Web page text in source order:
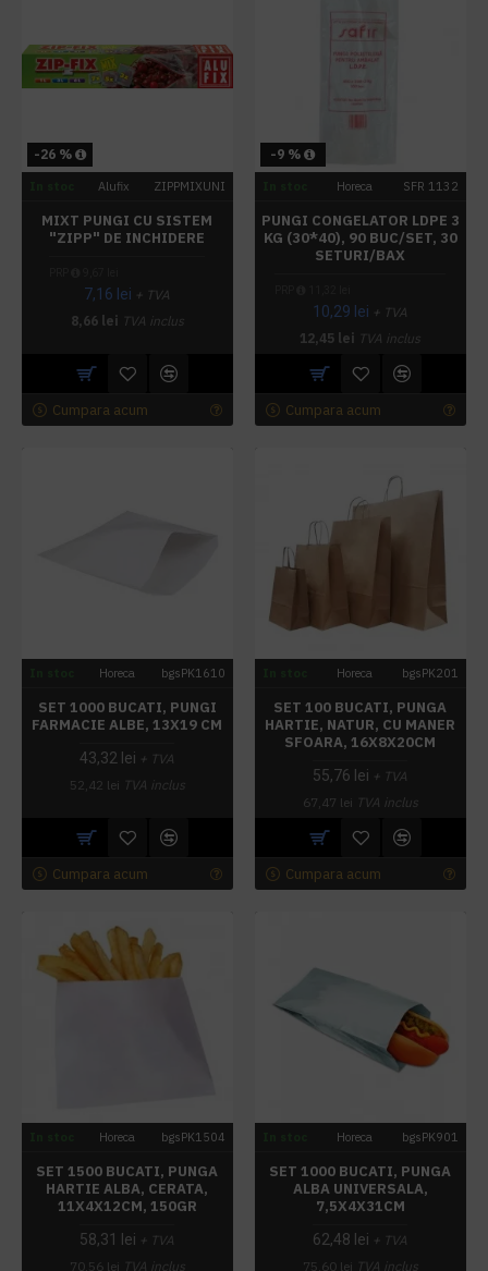
-26 %
Alufix ZIPPMIXUNI
MIXT PUNGI CU SISTEM
"ZIPP" DE INCHIDERE
7,16 lei + TVA
8,66 lei TVA inclus
Cumpara acum
-9 %
Horeca SFR 1132
PUNGI CONGELATOR LDPE 3
KG (30*40), 90 BUC/SET, 30
SETURI/BAX
10,29 lei + TVA
12,45 lei TVA inclus
Cumpara acum
Horeca bgsPK1610
SET 1000 BUCATI, PUNGI
FARMACIE ALBE, 13X19 CM
43,32 lei + TVA
52,42 lei TVA inclus
Cumpara acum
Horeca bgsPK201
SET 100 BUCATI, PUNGA
HARTIE, NATUR, CU MANER
SFOARA, 16X8X20CM
55,76 lei + TVA
67,47 lei TVA inclus
Cumpara acum
Horeca bgsPK1504
SET 1500 BUCATI, PUNGA
HARTIE ALBA, CERATA,
11X4X12CM, 150GR
58,31 lei + TVA
70,56 lei TVA inclus
Horeca bgsPK901
SET 1000 BUCATI, PUNGA
ALBA UNIVERSALA,
7,5X4X31CM
62,48 lei + TVA
75,60 lei TVA inclus